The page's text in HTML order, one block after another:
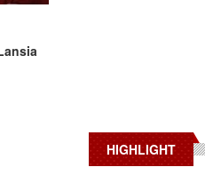
HIGHLIGHT